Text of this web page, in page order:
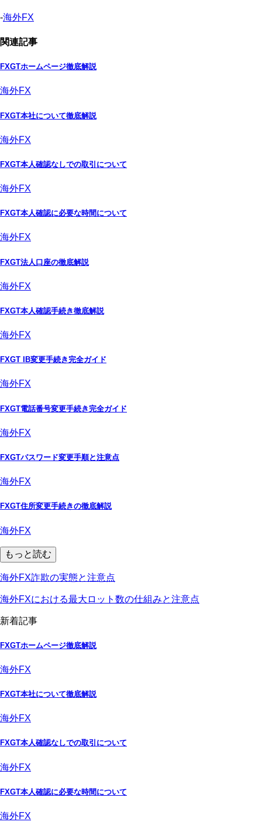
-海外FX
関連記事
FXGTホームページ徹底解説
海外FX
FXGT本社について徹底解説
海外FX
FXGT本人確認なしでの取引について
海外FX
FXGT本人確認に必要な時間について
海外FX
FXGT法人口座の徹底解説
海外FX
FXGT本人確認手続き徹底解説
海外FX
FXGT IB変更手続き完全ガイド
海外FX
FXGT電話番号変更手続き完全ガイド
海外FX
FXGTパスワード変更手順と注意点
海外FX
FXGT住所変更手続きの徹底解説
海外FX
もっと読む
海外FX詐欺の実態と注意点
海外FXにおける最大ロット数の仕組みと注意点
新着記事
FXGTホームページ徹底解説
海外FX
FXGT本社について徹底解説
海外FX
FXGT本人確認なしでの取引について
海外FX
FXGT本人確認に必要な時間について
海外FX